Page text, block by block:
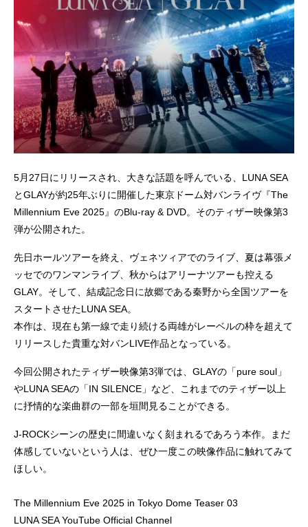
5月27日にリリースされ、大きな話題を呼んでいる、LUNA SEA
とGLAYが約25年ぶりに開催した東京ドーム対バンライヴ『The
Millennium Eve 2025』のBlu-ray & DVD。そのティザー映像第3
弾が公開された。
先日ホールツアーを終え、ヴェネツィアでのライブ、夏は幕張メ
ッセでのワンマンライブ、秋からはアリーナツアーも控える
GLAY。そして、結成記念日に故郷である秦野から全国ツアーを
スタートさせたLUNA SEA。
本作は、現在も第一線で走り続ける両雄がレーベルの枠を超えて
リリースした貴重な対バンLIVE作品となっている。
今回公開されたティザー映像第3弾では、GLAYの「pure soul」
やLUNA SEAの「IN SILENCE」など、これまでのティザー以上
に抒情的な楽曲群の一部を垣間見ることができる。
J-ROCKシーンの歴史に間違いなく刻まれるであろう本作。まだ
体感していないという人は、ぜひ一度この映像作品に触れてみて
ほしい。
The Millennium Eve 2025 in Tokyo Dome Teaser 03
LUNA SEA YouTube Official Channel